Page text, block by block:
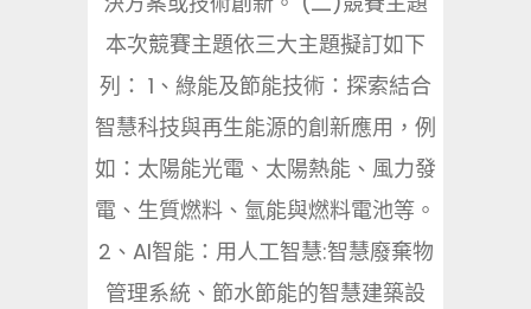
本次競賽主題依三大主題擬訂如下
列： 1、綠能及節能技術：探索結合
智慧科技與再生能源的創新應用，例
如：太陽能光電、太陽熱能、風力發
電、生質燃料、氫能與燃料電池等。
2、AI智能：用人工智慧:智慧廢棄物
管理系統、節水節能的智慧建築設